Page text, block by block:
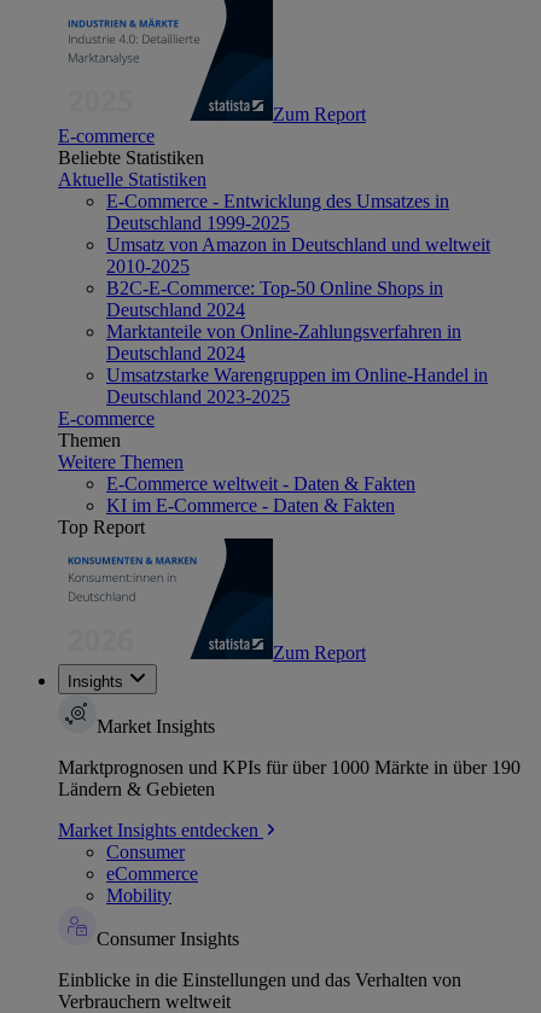
Zum Report
E-commerce
Beliebte Statistiken
Aktuelle Statistiken
E-Commerce - Entwicklung des Umsatzes in
Deutschland 1999-2025
Umsatz von Amazon in Deutschland und weltweit
2010-2025
B2C-E-Commerce: Top-50 Online Shops in
Deutschland 2024
Marktanteile von Online-Zahlungsverfahren in
Deutschland 2024
Umsatzstarke Warengruppen im Online-Handel in
Deutschland 2023-2025
E-commerce
Themen
Weitere Themen
E-Commerce weltweit - Daten & Fakten
KI im E-Commerce - Daten & Fakten
Top Report
Zum Report
Insights
Market Insights
Marktprognosen und KPIs für über 1000 Märkte in über 190
Ländern & Gebieten
Market Insights entdecken
Consumer
eCommerce
Mobility
Consumer Insights
Einblicke in die Einstellungen und das Verhalten von
Verbrauchern weltweit